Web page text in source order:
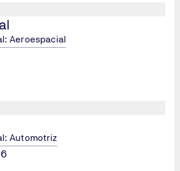
Aeroespacial
Automotriz
de la necesidad de iniciar la
fue adquiriendo importancia en las
y en la integridad de